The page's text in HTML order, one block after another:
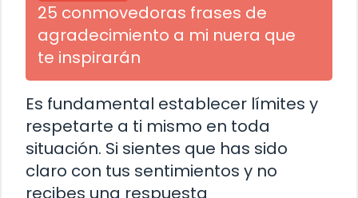
25 conmovedoras frases de
agradecimiento a mi nuera que
te inspirarán
Es fundamental establecer límites y
respetarte a ti mismo en toda
situación. Si sientes que has sido
claro con tus sentimientos y no
recibes una respuesta